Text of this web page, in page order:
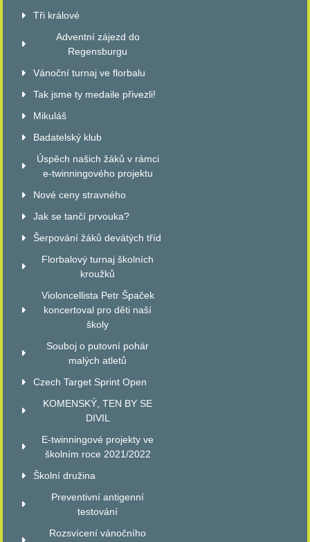
Tři králové
Adventní zájezd do
Regensburgu
Vánoční turnaj ve florbalu
Tak jsme ty medaile přivezli!
Mikuláš
Badatelský klub
Úspěch našich žáků v rámci
e-twinningového projektu
Nové ceny stravného
Jak se tančí prvouka?
Šerpování žáků devátých tříd
Florbalový turnaj školních
kroužků
Violoncellista Petr Špaček
koncertoval pro děti naší
školy
Souboj o putovní pohár
malých atletů
Czech Target Sprint Open
KOMENSKÝ, TEN BY SE
DIVIL
E-twinningové projekty ve
školním roce 2021/2022
Školní družina
Preventivní antigenní
testování
Rozsvícení vánočního